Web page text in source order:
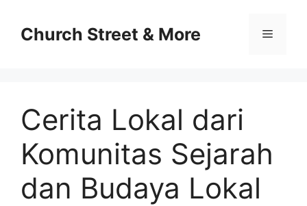
contentChurch Street & More Menu
Cerita Lokal dari
Komunitas Sejarah
dan Budaya Lokal